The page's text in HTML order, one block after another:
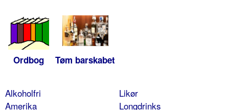
Ordbog Tøm barskabet
Alkoholfri
Amerika
Likør
Longdrinks